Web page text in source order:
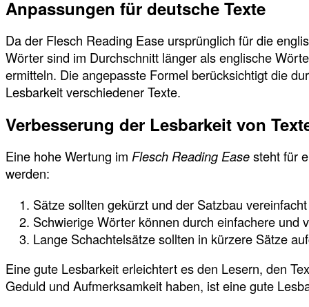
Anpassungen für deutsche Texte
Da der Flesch Reading Ease ursprünglich für die
Wörter sind im Durchschnitt länger als englische
ermitteln. Die angepasste Formel berücksichtigt die
Lesbarkeit verschiedener Texte.
Verbesserung der Lesbarkeit von
Eine hohe Wertung im Flesch Reading Easesteht für
werden:
Sätze sollten gekürzt und der Satzbau
Schwierige Wörter können durch einfachere und
Lange Schachtelsätze sollten in kürzere Sätze
Eine gute Lesbarkeit erleichtert es den Lesern, den
Geduld und Aufmerksamkeit haben, ist eine gute